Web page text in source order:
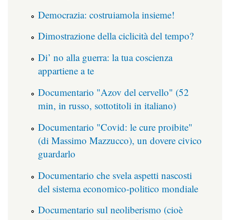
Democrazia: costruiamola insieme!
Dimostrazione della ciclicità del tempo?
Di’ no alla guerra: la tua coscienza
appartiene a te
Documentario "Azov del cervello" (52
min, in russo, sottotitoli in italiano)
Documentario "Covid: le cure proibite"
(di Massimo Mazzucco), un dovere civico
guardarlo
Documentario che svela aspetti nascosti
del sistema economico-politico mondiale
Documentario sul neoliberismo (cioè